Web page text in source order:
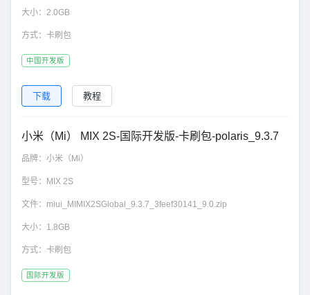
大小： 2.0GB
方式： 卡刷包
中国开发版
下载 教程
小米（Mi） MIX 2S-国际开发版-卡刷包-polaris_9.3.7
品牌： 小米（Mi）
型号： MIX 2S
文件： miui_MIMIX2SGlobal_9.3.7_3feef30141_9.0.zip
大小： 1.8GB
方式： 卡刷包
国际开发版